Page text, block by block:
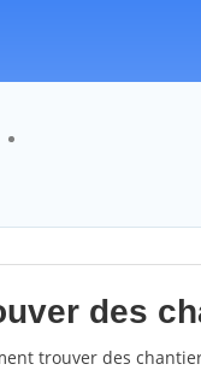
des
trouver des